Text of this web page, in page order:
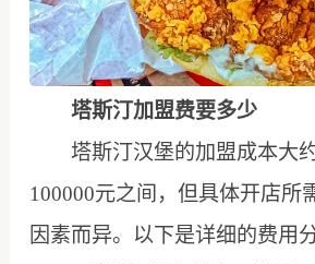
塔斯汀加盟费要多少
塔斯汀汉堡的加盟成本大约
100000元之间，但具体开店所
因素而异。以下是详细的费用分